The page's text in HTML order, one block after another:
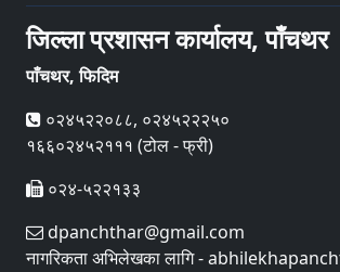
जिल्ला प्रशासन कार्यालय, पाँचथर
पाँचथर, फिदिम
०२४५२२०८८, ०२४५२२२५०
१६६०२४५२१११ (टोल - फ्री)
०२४-५२२१३३
dpanchthar@gmail.com
नागरिकता अभिलेखका लागि -